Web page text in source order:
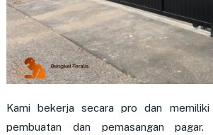
Kami bekerja secara pro dan
pembuatan dan pemasangan